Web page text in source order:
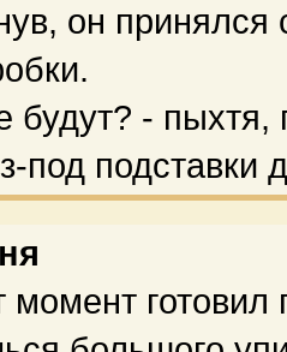
он принялся
будут? -
под
момент